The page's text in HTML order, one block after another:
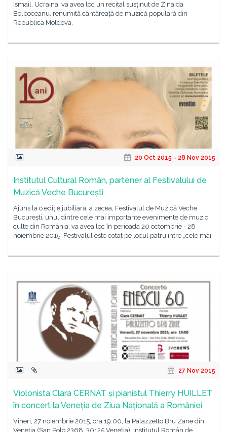
Ismail, Ucraina, va avea loc un recital susținut de Zinaida
Bolboceanu, renumită cântăreață de muzică populară din
Republica Moldova,
20 Oct 2015 - 28 Nov 2015
Institutul Cultural Român, partener al Festivalului de
Muzică Veche București
Ajuns la o ediție jubiliară, a zecea, Festivalul de Muzică Veche
București, unul dintre cele mai importante evenimente de muzici
culte din România, va avea loc în perioada 20 octombrie - 28
noiembrie 2015. Festivalul este cotat pe locul patru între „cele mai
27 Nov 2015
Violonista Clara CERNAT și pianistul Thierry HUILLET
în concert la Veneția de Ziua Națională a României
Vineri, 27 noiembrie 2015, ora 19:00, la Palazzetto Bru Zane din
Veneția (San Polo 2368, 30125 Veneția), Institutul Român de